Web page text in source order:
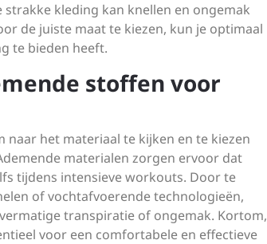
kleding kan knellen en ongemak
de juiste maat te kiezen, kun je optimaal
te bieden heeft.
stoffen voor
naar het materiaal te kijken en te kiezen
materialen zorgen ervoor dat
tijdens intensieve workouts. Door te
of vochtafvoerende technologieën,
transpiratie of ongemak. Kortom,
voor een comfortabele en effectieve